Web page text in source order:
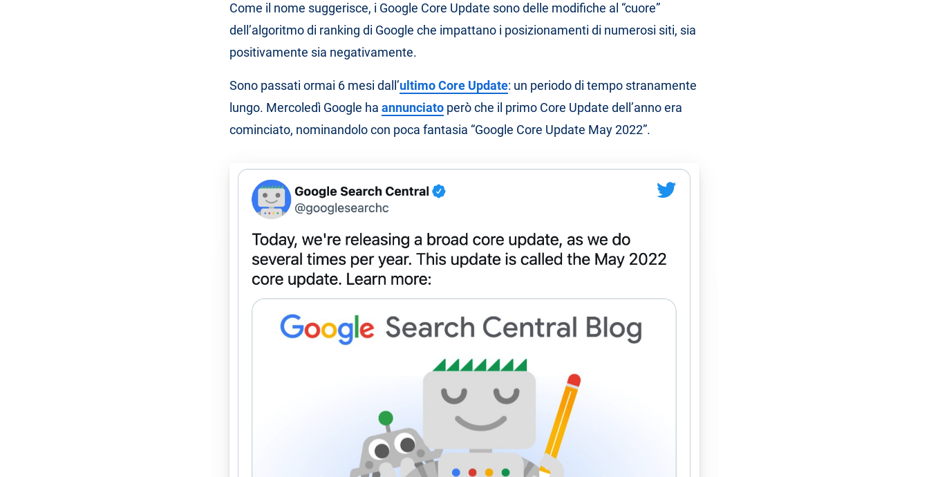
Come il nome suggerisce, i Google Core Update sono delle modifiche al “cuore”
dell’algoritmo di ranking di Google che impattano i posizionamenti di numerosi siti, sia
positivamente sia negativamente.
Sono passati ormai 6 mesi dall’ultimo Core Update: un periodo di tempo stranamente
lungo. Mercoledì Google ha annunciato però che il primo Core Update dell’anno era
cominciato, nominandolo con poca fantasia “Google Core Update May 2022”.